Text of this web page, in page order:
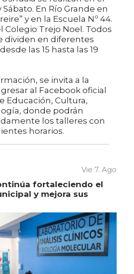
En Río Grande en
y en la Escuela Nº 44.
Colegio Trejo Noel. Todos
dividen en diferentes
las 15 hasta las 19
se invita a la
al Facebook oficial
Educación, Cultura,
donde podrán
los talleres con
horarios.
Vie 7. Ago
fortaleciendo el
y mejora sus